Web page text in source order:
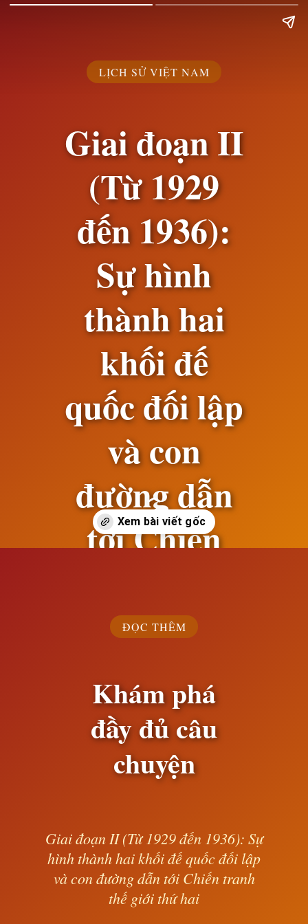
LỊCH SỬ VIỆT NAM
Giai đoạn II
(Từ 1929
đến 1936):
Sự hình
thành hai
khối đế
quốc đối lập
và con
đường dẫn
tới Chiến
giới thứ hai
Hành trình khám phá những trang sử
hào hùng
— Lê Anh —
ĐỌC THÊM
Khám phá
đầy đủ câu
chuyện
Giai đoạn II (Từ 1929 đến 1936): Sự
hình thành hai khối đế quốc đối lập
và con đường dẫn tới Chiến tranh
thế giới thứ hai